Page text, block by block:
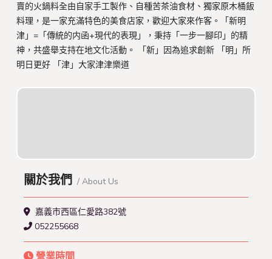
賣的火鍋料全由自家手工製作、自種苦茶油食材、獨家原木桶飯
料理，是一家充滿特色的美食店家，歡迎大家來作客。​「新明
津」=「傳統的内函+現代的表現」，秉持「一步一腳印」的精
神，共盛舉支持在地文化活動。 「新」因為追求創新 「明」所
明日更好 「津」大家津津樂道
關於我們 / About Us
嘉義市西區仁愛路382號
052255668